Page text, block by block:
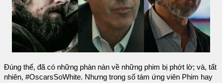
Đúng thế, đã có những phàn nàn về những phim bị phớt lờ; và, tất
nhiên, #OscarsSoWhite. Nhưng trong số tám ứng viên Phim hay